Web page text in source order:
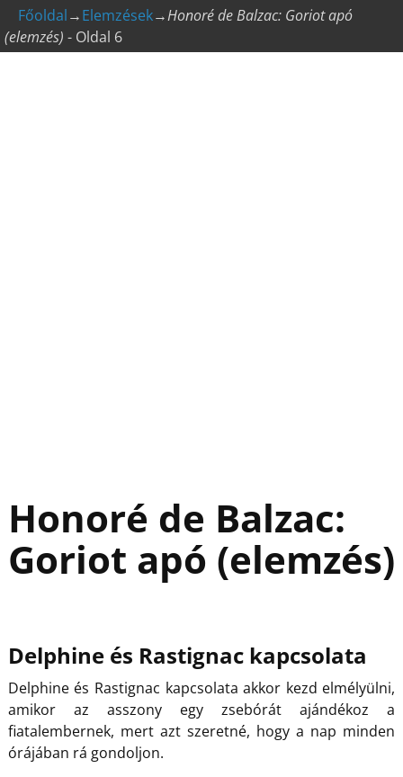
Főoldal→Elemzések→Honoré de Balzac: Goriot apó
(elemzés) - Oldal 6
Honoré de Balzac:
Goriot apó (elemzés)
Delphine és Rastignac kapcsolata
Delphine és Rastignac kapcsolata akkor kezd elmélyülni,
amikor az asszony egy zsebórát ajándékoz a
fiatalembernek, mert azt szeretné, hogy a nap minden
órájában rá gondoljon.